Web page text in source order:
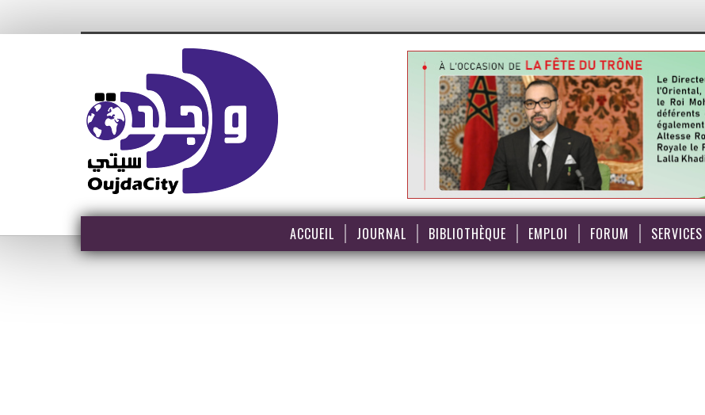
ACCUEIL JOURNAL BIBLIOTHÈQUE EMPLOI FORUM SERVICES